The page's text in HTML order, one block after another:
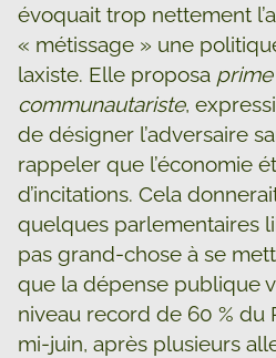
évoquait trop nettement
« métissage » une
laxiste. Elle proposa
communautariste,
de désigner l’adversaire
rappeler que l’économie
d’incitations. Cela
quelques parlementaires
pas grand-chose à se
que la dépense publique
niveau record de 60 % du
mi-juin, après plusieurs